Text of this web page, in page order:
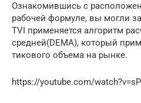
Ознакомившись с
рабочей формуле, вы могли
TVI применяется алгоритм
средней(DEMA), который
тикового объема на рынке.
https://youtube.com/